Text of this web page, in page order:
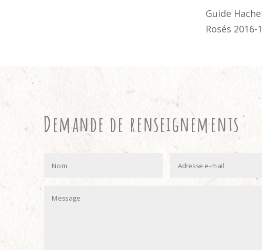
Guide
Rosés 2016-
Demande de renseignements